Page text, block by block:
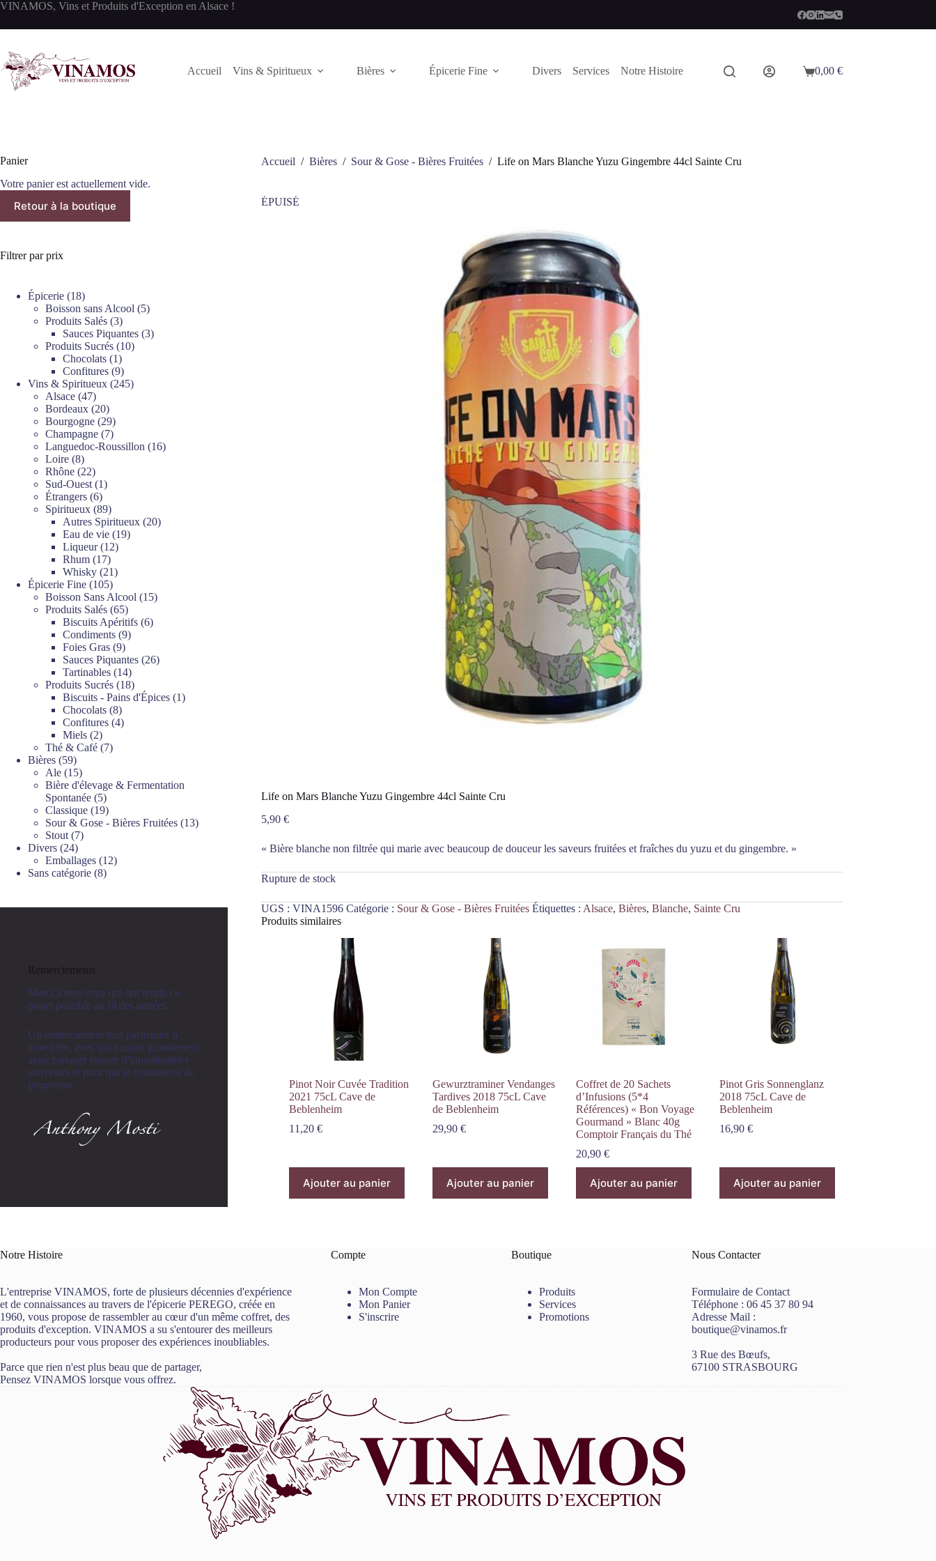
Passer
contenu
VINAMOS, Vins et Produits d'Exception en Alsace !
Accueil Vins & Spiritueux Bières Épicerie Fine Divers Services Notre Histoire
Panier
0,00 €
Accueil / Bières / Sour & Gose - Bières Fruitées / Life on Mars Blanche Yuzu Gingembre 44cl Sainte Cru
ÉPUISÉ
Life on Mars Blanche Yuzu Gingembre 44cl Sainte Cru
5,90 €
« Bière blanche non filtrée qui marie avec beaucoup de douceur les saveurs fruitées et fraîches du yuzu et du gingembre. »
Rupture de stock
UGS : VINA1596 Catégorie : Sour & Gose - Bières Fruitées Étiquettes : Alsace, Bières, Blanche, Sainte Cru
Produits similaires
Pinot Noir Cuvée Tradition
2021 75cL Cave de
Beblenheim
11,20 €
Ajouter au panier
Gewurztraminer Vendanges
Tardives 2018 75cL Cave
de Beblenheim
29,90€
Ajouter au panier
Coffret de 20 Sachets
d’Infusions (5*4
Références) « Bon Voyage
Gourmand » Blanc 40g
Comptoir Français du Thé
20,90€
Ajouter au panier
Pinot Gris Sonnenglanz
2018 75cL Cave de
Beblenheim
16,90€
Ajouter au panier
Panier
Votre panier est actuellement vide.
Retour à la boutique
Filtrer par prix
Épicerie 1818
produits
Boisson sans Alcool 55
Produits Salés 33
produits
Sauces Piquantes 33
Produits Sucrés 1010
Chocolats 11
produit
Confitures 99
produits
Vins & Spiritueux 245245
Alsace 4747
produits
Bordeaux 2020
produits
Bourgogne 2929
produits
Champagne 77
produits
Languedoc-Roussillon 1616
Loire 88
produits
Rhône 2222
produits
Sud-Ouest 11
Étrangers 66
produits
Spiritueux 8989
produits
Autres Spiritueux 2020
Eau de vie 1919
Liqueur 1212
Rhum 1717
produits
Whisky 2121
Épicerie Fine 105105
produits
Boisson Sans Alcool 1515
Produits Salés 6565
produits
Biscuits Apéritifs 66
Condiments 99
Foies Gras 99
produits
Sauces Piquantes 2626
Tartinables 1414
produits
Produits Sucrés 1818
produits
Biscuits - Pains d'Épices 11
Chocolats 88
produits
Confitures 44
Miels 22
produits
Thé & Café 77
Bières 5959
produits
Ale 1515
produits
Bière d'élevage & Fermentation
Spontanée 55
produits
Classique 1919
produits
Sour & Gose - Bières Fruitées 1313
Stout 77
Divers 2424
produits
Emballages 1212
Sans catégorie 88
Remerciements
Merci à tous ceux qui ont rendu ce
projet possible au fil des années.
Un remerciement tout particulier à
mon père, avec qui j'aurais grandement
aimé partager encore d'innombrables
souvenirs et pour qui je continuerai de
progresser.
Notre Histoire
L'entreprise VINAMOS, forte de plusieurs décennies d'expérience
et de connaissances au travers de l'épicerie PEREGO, créée en
1960, vous propose de rassembler au cœur d'un même coffret, des
produits d'exception. VINAMOS a su s'entourer des meilleurs
producteurs pour vous proposer des expériences inoubliables.
Parce que rien n'est plus beau que de partager,
Pensez VINAMOS lorsque vous offrez.
Compte
Mon Compte
Mon Panier
S'inscrire
Boutique
Produits
Services
Promotions
Nous Contacter
Formulaire de Contact
Téléphone :06 45 37 80 94
Adresse Mail :
boutique@vinamos.fr
3 Rue des Bœufs,
67100 STRASBOURG